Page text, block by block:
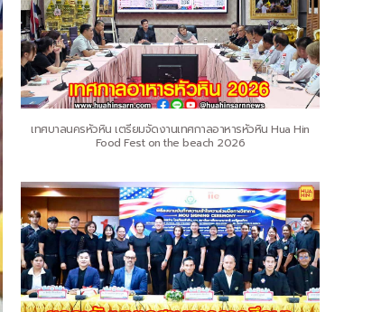
เทศบาลนครหัวหิน เตรียมจัดงานเทศกาลอาหารหัวหิน Hua Hin
Food Fest on the beach 2026